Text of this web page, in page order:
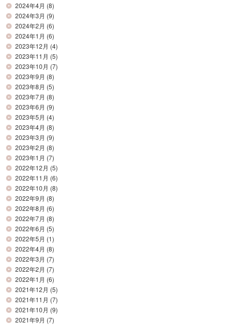
2024年4月 (8)
2024年3月 (9)
2024年2月 (6)
2024年1月 (6)
2023年12月 (4)
2023年11月 (5)
2023年10月 (7)
2023年9月 (8)
2023年8月 (5)
2023年7月 (8)
2023年6月 (9)
2023年5月 (4)
2023年4月 (8)
2023年3月 (9)
2023年2月 (8)
2023年1月 (7)
2022年12月 (5)
2022年11月 (6)
2022年10月 (8)
2022年9月 (8)
2022年8月 (6)
2022年7月 (8)
2022年6月 (5)
2022年5月 (1)
2022年4月 (8)
2022年3月 (7)
2022年2月 (7)
2022年1月 (6)
2021年12月 (5)
2021年11月 (7)
2021年10月 (9)
2021年9月 (7)